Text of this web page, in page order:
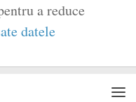
a reduce
datele